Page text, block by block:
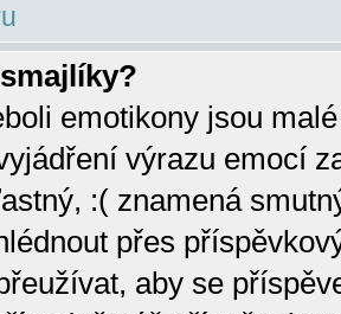
emotikony jsou
výrazu emocí
:( znamená
přes
aby se